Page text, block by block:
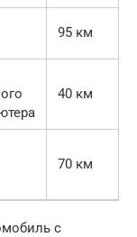
95 км
40 км
70 км
с